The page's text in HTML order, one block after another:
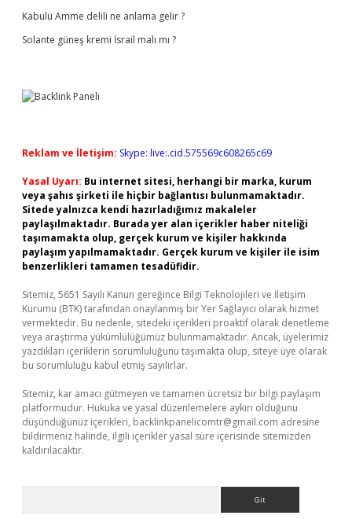
Kabulü Amme delili ne anlama gelir ?
Solante güneş kremi İsrail malı mı ?
Reklam ve İletişim: Skype: live:.cid.575569c608265c69
Yasal Uyarı: Bu internet sitesi, herhangi bir marka, kurum
veya şahıs şirketi ile hiçbir bağlantısı bulunmamaktadır.
Sitede yalnızca kendi hazırladığımız makaleler
paylaşılmaktadır. Burada yer alan içerikler haber niteliği
taşımamakta olup, gerçek kurum ve kişiler hakkında
paylaşım yapılmamaktadır. Gerçek kurum ve kişiler ile isim
benzerlikleri tamamen tesadüfidir.
Sitemiz, 5651 Sayılı Kanun gereğince Bilgi Teknolojileri ve İletişim
Kurumu (BTK) tarafından onaylanmış bir Yer Sağlayıcı olarak hizmet
vermektedir. Bu nedenle, sitedeki içerikleri proaktif olarak denetleme
veya araştırma yükümlülüğümüz bulunmamaktadır. Ancak, üyelerimiz
yazdıkları içeriklerin sorumluluğunu taşımakta olup, siteye üye olarak
bu sorumluluğu kabul etmiş sayılırlar.
Sitemiz, kar amacı gütmeyen ve tamamen ücretsiz bir bilgi paylaşım
platformudur. Hukuka ve yasal düzenlemelere aykırı olduğunu
düşündüğünüz içerikleri, backlinkpanelicomtr@gmail.com adresine
bildirmeniz halinde, ilgili içerikler yasal süre içerisinde sitemizden
kaldırılacaktır.